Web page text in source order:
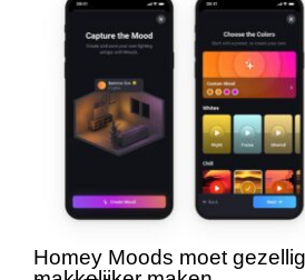
Homey Moods moet